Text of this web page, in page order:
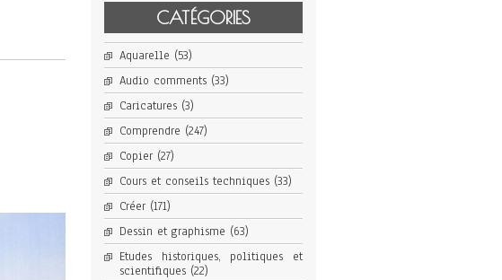
CATÉGORIES
Aquarelle (53)
Audio comments(33)
Caricatures(3)
Comprendre (247)
Copier(27)
Cours et conseils techniques(33)
Créer(171)
Dessin et graphisme (63)
Etudes historiques, politiques et
scientifiques(22)